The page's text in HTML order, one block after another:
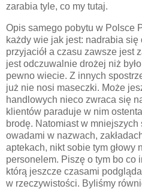
zarabia tyle, co my tutaj.
Opis samego pobytu w Polsce
każdy wie jak jest: nadrabia
przyjaciół a czasu zawsze jest
jest odczuwalnie drożej niż
pewno wiecie. Z innych
już nie nosi maseczki. Może
handlowych nieco zwraca się
klientów paraduje w nim
brodę. Natomiast w mniejszych
owadami w nazwach,
aptekach, nikt sobie tym głowy
personelem. Piszę o tym bo co
którą jeszcze czasami
w rzeczywistości. Byliśmy